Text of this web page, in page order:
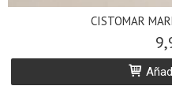
CISTOMAR